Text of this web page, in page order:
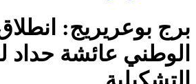
برج بوعريريج:
الوطني عائشة حداد